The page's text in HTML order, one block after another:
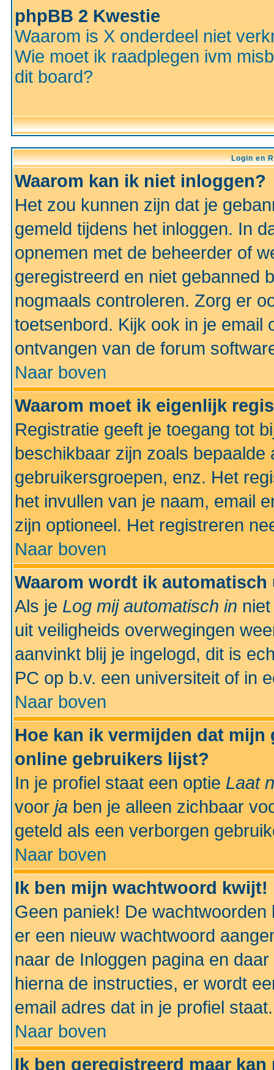
phpBB 2 Kwestie
Waarom is X onderdeel niet
Wie moet ik raadplegen ivm
dit board?
Login en
Waarom kan ik niet inloggen?
Het zou kunnen zijn dat je
gemeld tijdens het inloggen. In
opnemen met de beheerder of
geregistreerd en niet gebanned
nogmaals controleren. Zorg er
toetsenbord. Kijk ook in je email
ontvangen van de forum
Naar boven
Waarom moet ik eigenlijk
Registratie geeft je toegang tot
beschikbaar zijn zoals
gebruikersgroepen, enz. Het
het invullen van je naam, email
zijn optioneel. Het registreren
Naar boven
Waarom wordt ik
Als je Log mij automatisch in
uit veiligheids overwegingen
aanvinkt blij je ingelogd, dit is
PC op b.v. een universiteit of in
Naar boven
Hoe kan ik vermijden dat
online gebruikers lijst?
In je profiel staat een optie Laat
voor ja ben je alleen zichbaar
geteld als een verborgen
Naar boven
Ik ben mijn wachtwoord kwijt!
Geen paniek! De
er een nieuw wachtwoord
naar de Inloggen pagina en
hierna de instructies, er wordt
email adres dat in je profiel staat.
Naar boven
Ik ben geregistreerd maar